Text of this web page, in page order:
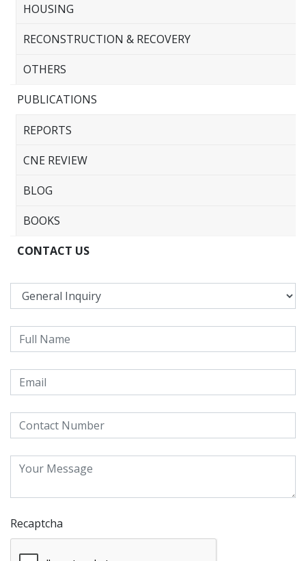
HOUSING
RECONSTRUCTION & RECOVERY
OTHERS
PUBLICATIONS
REPORTS
CNE REVIEW
BLOG
BOOKS
CONTACT US
Recaptcha